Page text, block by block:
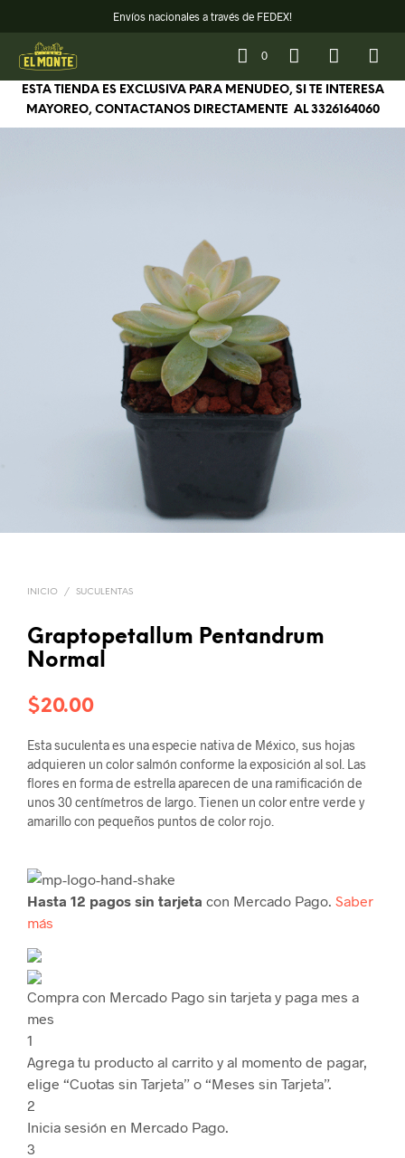
Envíos nacionales a través de FEDEX!
0
ESTA TIENDA ES EXCLUSIVA PARA MENUDEO, SI TE INTERESA
MAYOREO, CONTACTANOS DIRECTAMENTE AL3326164060
INICIO / SUCULENTAS
Graptopetallum Pentandrum
Normal
$20.00
Esta suculenta es una especie nativa de México, sus hojas
adquieren un color salmón conforme la exposición al sol. Las
flores en forma de estrella aparecen de una ramificación de
unos 30 centímetros de largo. Tienen un color entre verde y
amarillo con pequeños puntos de color rojo.
Hasta 12 pagos sin tarjeta con Mercado Pago. Saber
más
Compra con Mercado Pago sin tarjeta y paga mes a
mes
1
Agrega tu producto al carrito y al momento de pagar,
elige “Cuotas sin Tarjeta” o “Meses sin Tarjeta”.
2
Inicia sesión en Mercado Pago.
3